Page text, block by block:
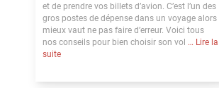
et de prendre vos billets d’avion. C’est l’un des
gros postes de dépense dans un voyage alors
mieux vaut ne pas faire d’erreur. Voici tous
nos conseils pour bien choisir son vol … Lire la
suite